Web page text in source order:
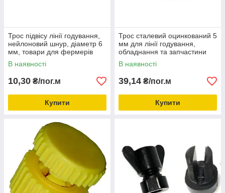
Трос підвісу лінії годування,
нейлоновий шнур, діаметр 6
мм, товари для фермерів
В наявності
10,30 ₴/пог.м
Купити
Трос сталевий оцинкований 5
мм для лінії годування,
обладнання та запчастини
для птахівництва
В наявності
39,14 ₴/пог.м
Купити